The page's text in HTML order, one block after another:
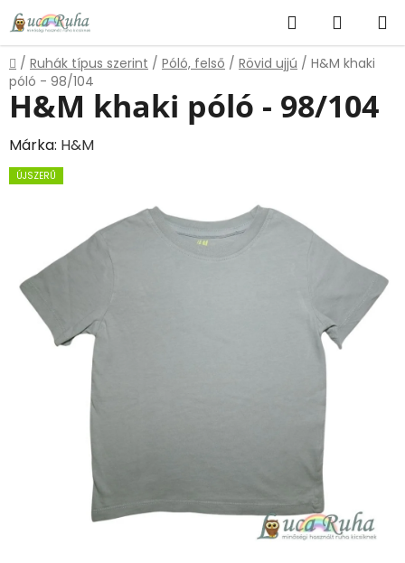
Ugrás
fő
tartalomhoz
KeresésKOSÁR
Kezdőlap
/ Ruhák típus szerint / Póló, felső / Rövid ujjú / H&M khaki
póló - 98/104
H&M khaki póló - 98/104
Márka: H&M
ÚJSZERŰ